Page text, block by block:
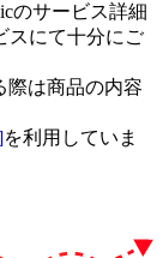
のサービス詳細
スにて十分にご
際は商品の内容
を利用していま